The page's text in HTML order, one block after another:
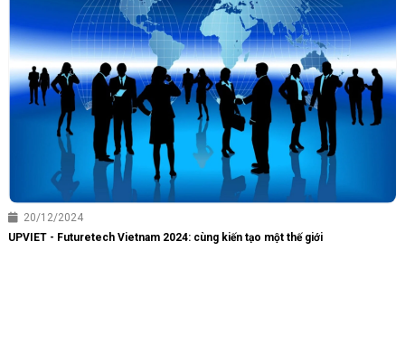
10/10/2024
UPVIET - Futuretech Vietnam 2024: CÙNG KIẾN TẠO MỘT THẾ GIỚI